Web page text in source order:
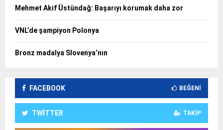
Mehmet Akif Üstündağ: Başarıyı korumak daha zor
VNL’de şampiyon Polonya
Bronz madalya Slovenya’nın
FACEBOOK BEĞENI
TWITTER TAKIP